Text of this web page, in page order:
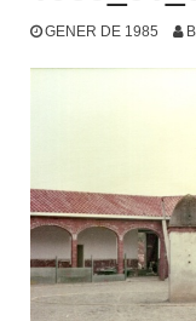
GENER DE 1985